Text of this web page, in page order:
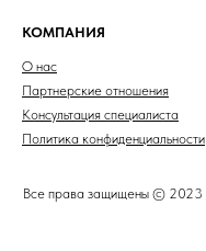
КОМПАНИЯ
О нас
Партнерские отношения
Консультация специалиста
Политика конфиденциальности
Все права защищены © 2023